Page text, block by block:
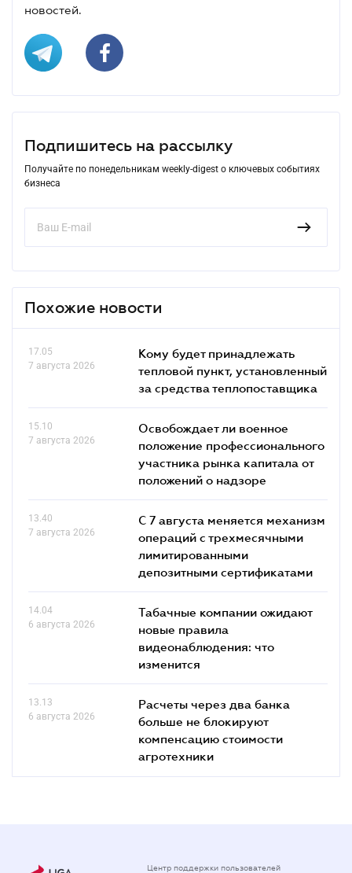
новостей.
Подпишитесь на рассылку
Получайте по понедельникам weekly-digest о ключевых событиях
бизнеса
Похожие новости
17.05
7 августа 2026
Кому будет принадлежать
тепловой пункт, установленный
за средства теплопоставщика
15.10
7 августа 2026
Освобождает ли военное
положение профессионального
участника рынка капитала от
положений о надзоре
13.40
7 августа 2026
С 7 августа меняется механизм
операций с трехмесячными
лимитированными
депозитными сертификатами
14.04
6 августа 2026
Табачные компании ожидают
новые правила
видеонаблюдения: что
изменится
13.13
6 августа 2026
Расчеты через два банка
больше не блокируют
компенсацию стоимости
агротехники
Центр поддержки пользователей